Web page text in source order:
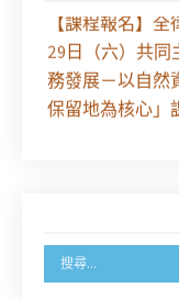
【課程報名】
29日（六）共
務發展－以自然
保留地為核心」
經濟部商業發展
之分公司及商業